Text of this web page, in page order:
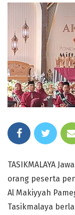
TASIKMALAYA
orang peserta
Al Makiyyah
Tasikmalaya